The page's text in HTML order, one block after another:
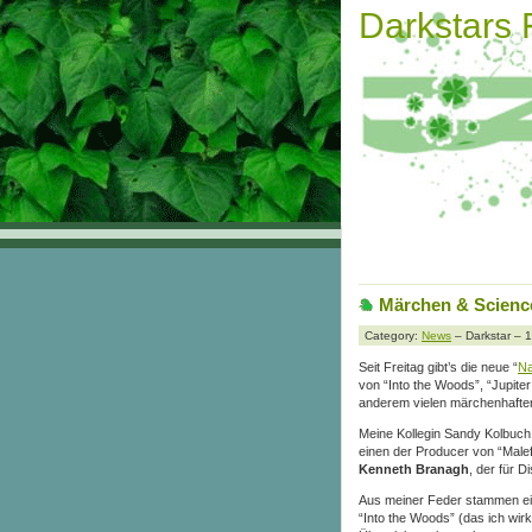
Darkstars
Märchen &
Category: News – Darkstar –
Seit Freitag gibt’s die neue “
von “Into the Woods”,
anderem vielen
Meine Kollegin Sandy
einen der Producer von
Kenneth Branagh , der für
Aus meiner Feder stammen
“Into the Woods” (das ich